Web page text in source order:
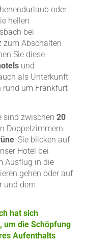
oder
hellen
bei
zum Abschalten
Sie diese
und
als Unterkunft
rund um Frankfurt
sind zwischen 20
Doppelzimmern
: Sie blicken auf
Hotel bei
Ausflug in die
gehen oder auf
und dem
hat sich
um die Schöpfung
Aufenthalts